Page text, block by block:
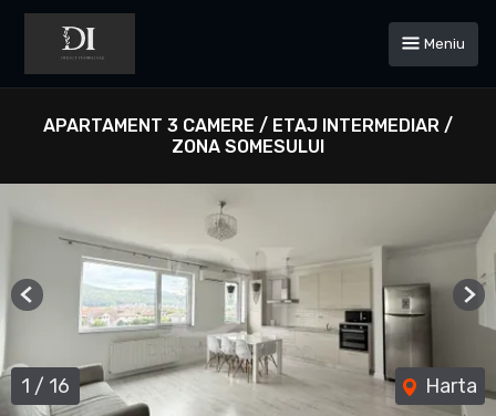
Meniu
APARTAMENT 3 CAMERE / ETAJ INTERMEDIAR /
ZONA SOMESULUI
1 / 16 Harta
Previous